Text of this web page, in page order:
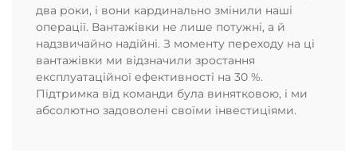
два роки, і вони кардинально змінили наші
операції. Вантажівки не лише потужні, а й
надзвичайно надійні. З моменту переходу на ці
вантажівки ми відзначили зростання
експлуатаційної ефективності на 30 %.
Підтримка від команди була винятковою, і ми
абсолютно задоволені своїми інвестиціями.